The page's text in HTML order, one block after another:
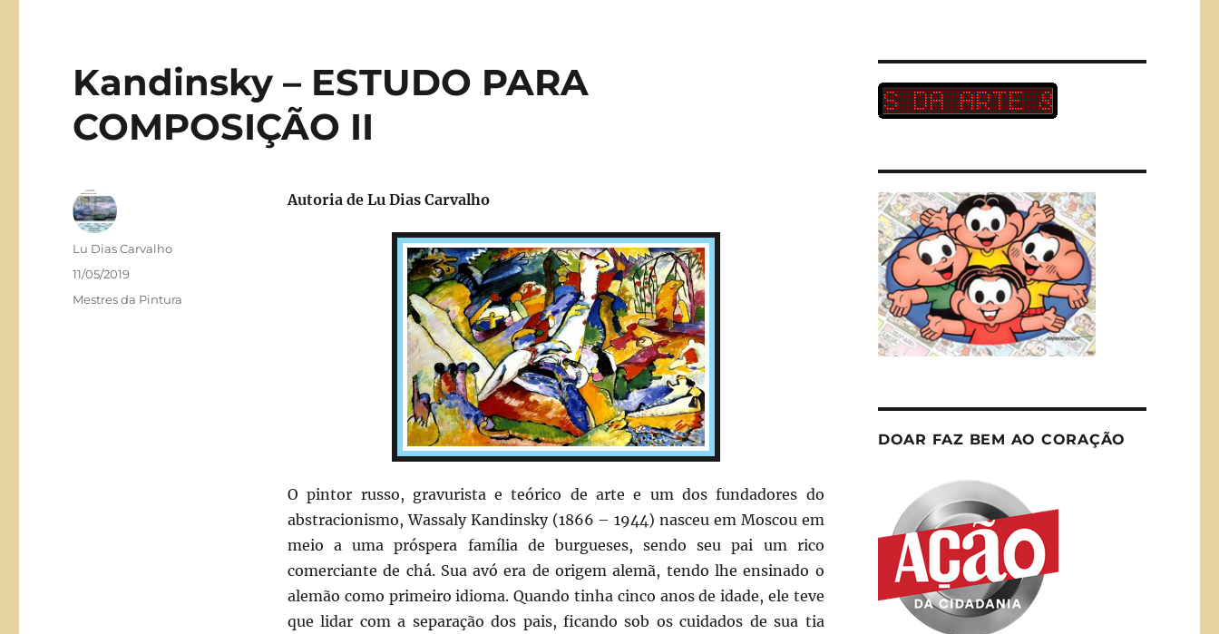
Kandinsky – ESTUDO PARA
COMPOSIÇÃO II
Autoria de Lu Dias Carvalho
O pintor russo, gravurista e teórico de arte e um dos fundadores do
abstracionismo, Wassaly Kandinsky (1866 – 1944) nasceu em Moscou em
meio a uma próspera família de burgueses, sendo seu pai um rico
comerciante de chá. Sua avó era de origem alemã, tendo lhe ensinado o
alemão como primeiro idioma. Quando tinha cinco anos de idade, ele teve
que lidar com a separação dos pais, ficando sob os cuidados de sua tia
Autor
Lu Dias Carvalho
Publicado
em
11/05/2019
Categorias
Mestres da Pintura
DOAR FAZ BEM AO CORAÇÃO